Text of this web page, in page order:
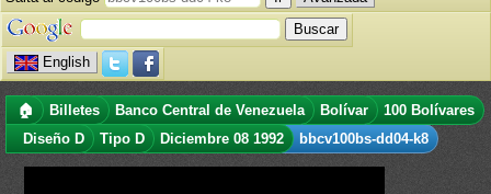
English
🏠 Billetes Banco Central de Venezuela Bolívar
100 Bolívares
Diseño D
Tipo D Diciembre 08 1992 bbcv100bs-dd04-k8